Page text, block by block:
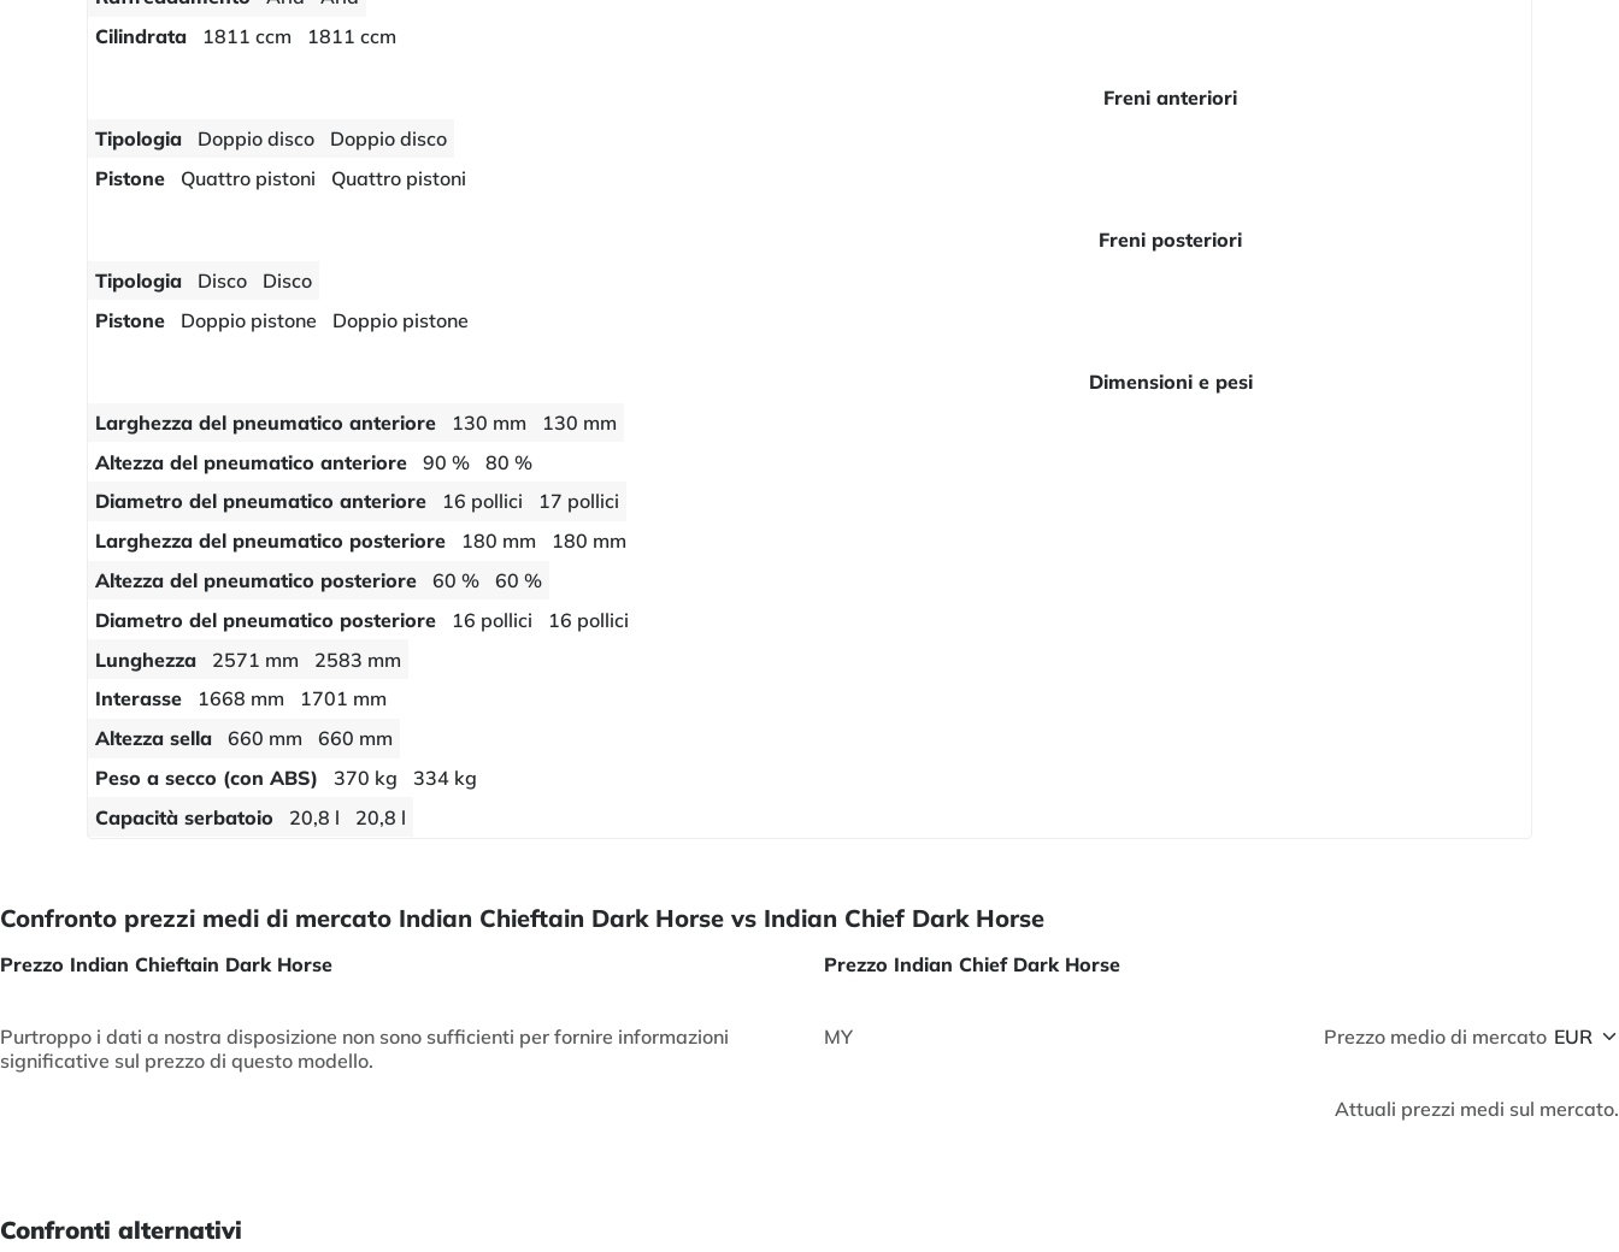
Cilindrata
1811 ccm 1811 ccm
Freni anteriori
Tipologia
Doppio disco
Doppio disco
Pistone
Quattro pistoni Quattro pistoni
Freni posteriori
Tipologia
Disco
Disco
Pistone
Doppio pistone Doppio pistone
Dimensioni e pesi
Larghezza del pneumatico anteriore
130 mm
130 mm
Altezza del pneumatico anteriore
90 %
80 %
Diametro del pneumatico anteriore
16 pollici
17 pollici
Larghezza del pneumatico posteriore
180 mm
180 mm
Altezza del pneumatico posteriore
60 %
60 %
Diametro del pneumatico posteriore
16 pollici
16 pollici
Lunghezza
2571 mm
2583 mm
Interasse
1668 mm
1701 mm
Altezza sella
660 mm
660 mm
Peso a secco (con ABS)
370 kg
334 kg
Capacità serbatoio
20,8 l 20,8 l
Confronto prezzi medi di mercato Indian Chieftain Dark Horse vs Indian Chief Dark Horse
Prezzo Indian Chieftain Dark Horse
Purtroppo i dati a nostra disposizione non sono sufficienti per fornire informazioni
significative sul prezzo di questo modello.
Prezzo Indian Chief Dark Horse
MY Prezzo medio di mercato
Attuali prezzi medi sul mercato.
Confronti alternativi